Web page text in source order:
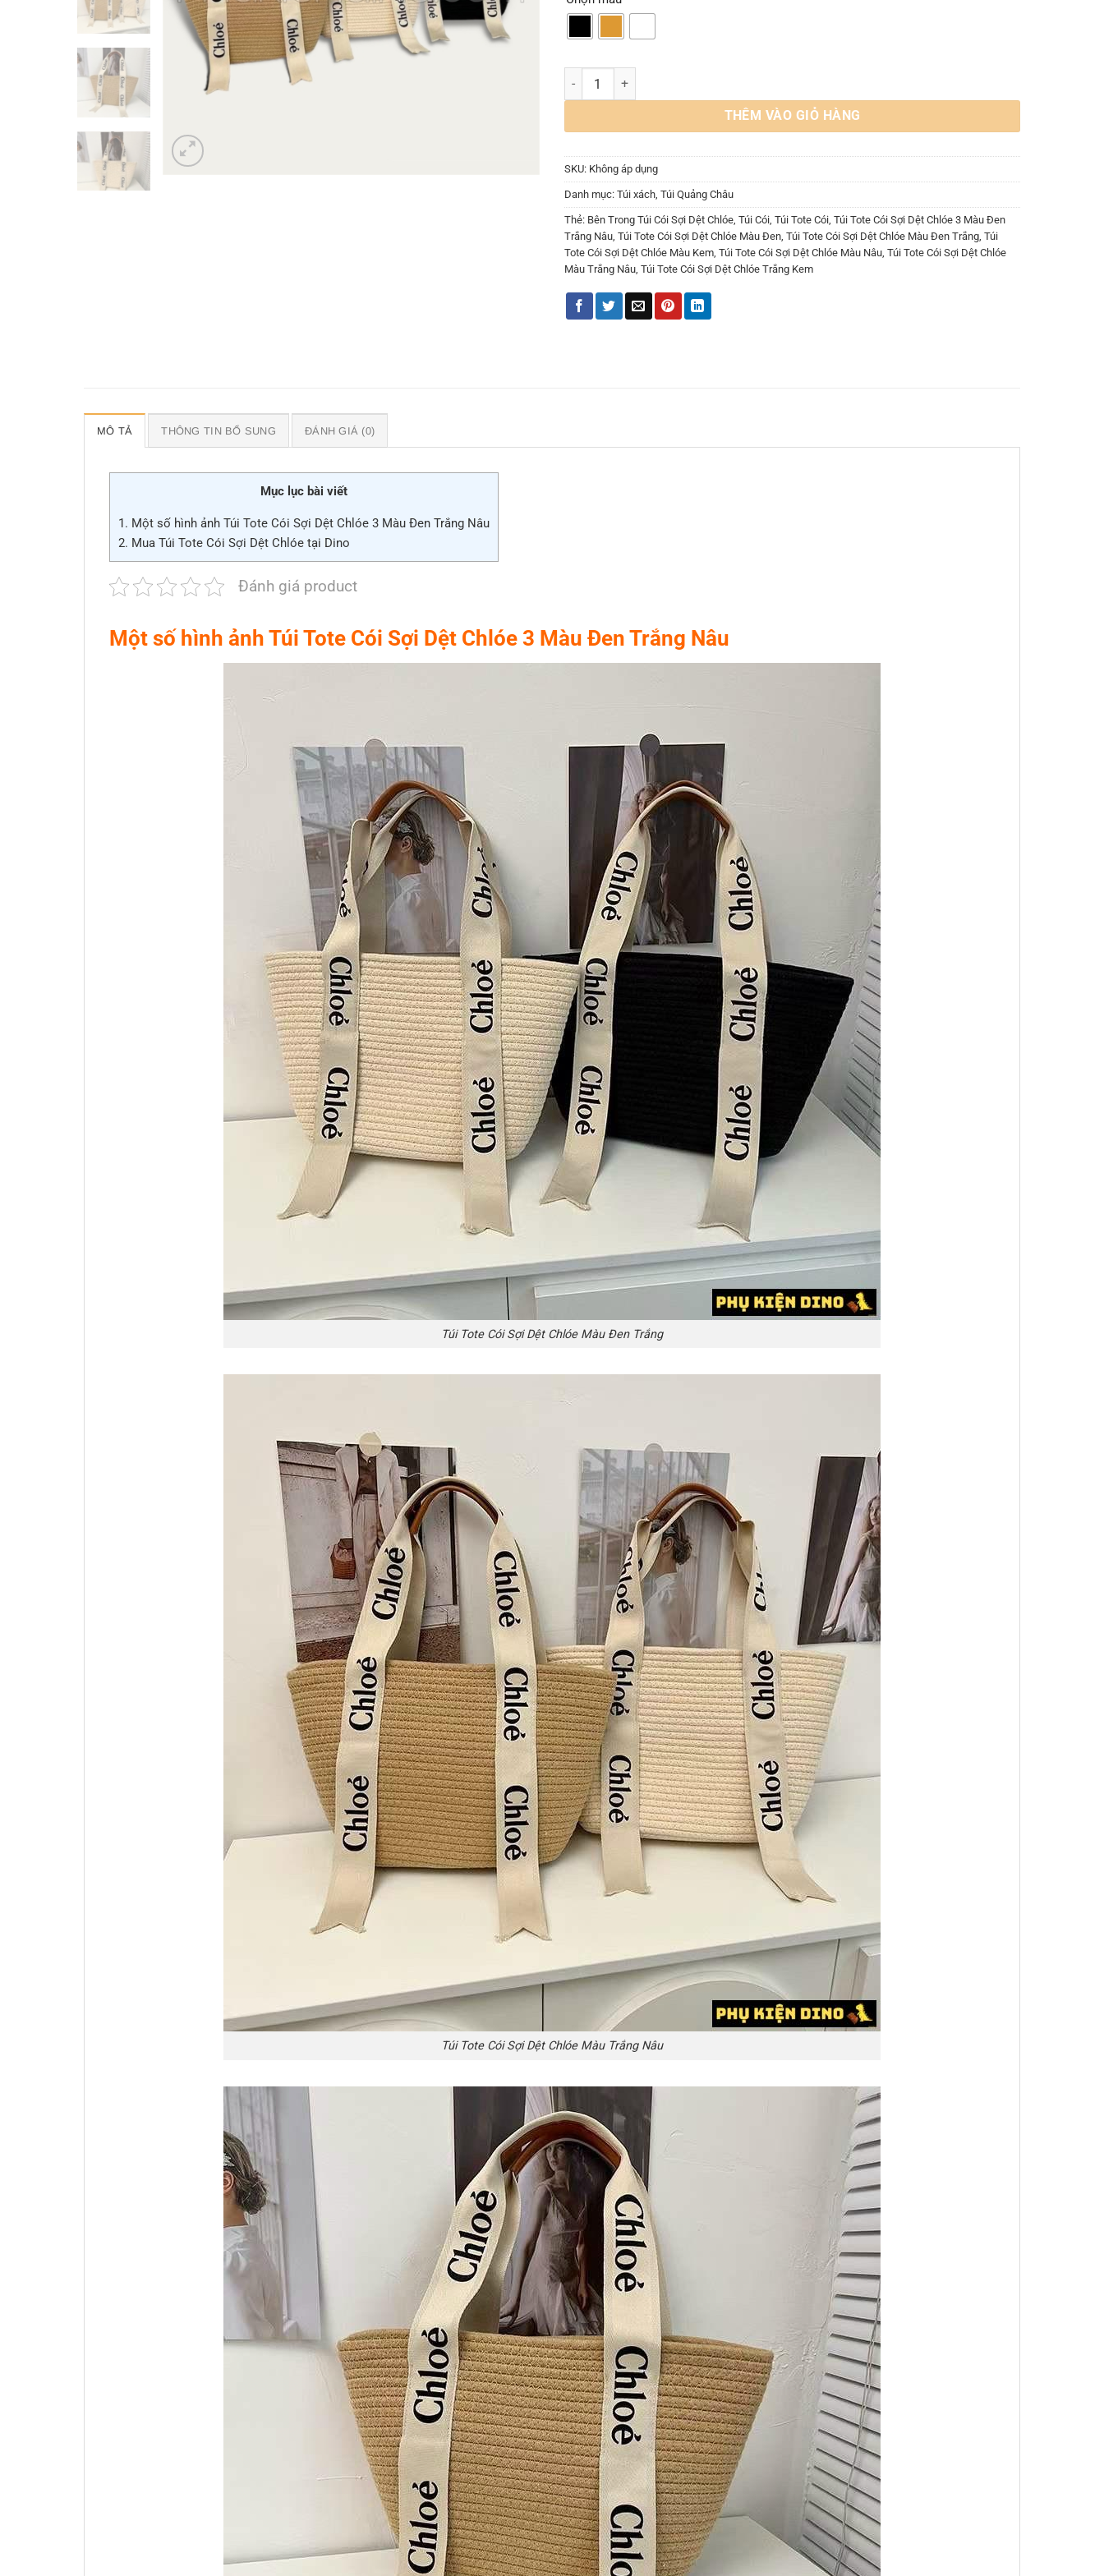
Túi Tote Cói Sợi Dệt Chlóe 3 Màu Đen Trắng Nâu số lượng
THÊM VÀO GIỎ HÀNG
SKU: Không áp dụng
Danh mục: Túi xách Túi Quảng Châu
Thẻ: Bên Trong Túi Cói Sợi Dệt Chlóe Túi Cói Túi Tote Cói Túi Tote Cói Sợi Dệt Chlóe 3 Màu Đen
Trắng Nâu Túi Tote Cói Sợi Dệt Chlóe Màu Đen Túi Tote Cói Sợi Dệt Chlóe Màu Đen Trắng Túi
Tote Cói Sợi Dệt Chlóe Màu Kem Túi Tote Cói Sợi Dệt Chlóe Màu Nâu Túi Tote Cói Sợi Dệt Chlóe
Màu Trắng Nâu Túi Tote Cói Sợi Dệt Chlóe Trắng Kem
MÔ TẢ THÔNG TIN BỔ SUNG ĐÁNH GIÁ (0)
Mục lục bài viết
1. Một số hình ảnh Túi Tote Cói Sợi Dệt Chlóe 3 Màu Đen Trắng Nâu
2. Mua Túi Tote Cói Sợi Dệt Chlóe tại Dino
Đánh giá product
Một số hình ảnh Túi Tote Cói Sợi Dệt Chlóe 3 Màu Đen Trắng Nâu
Túi Tote Cói Sợi Dệt Chlóe Màu Đen Trắng
Túi Tote Cói Sợi Dệt Chlóe Màu Trắng Nâu